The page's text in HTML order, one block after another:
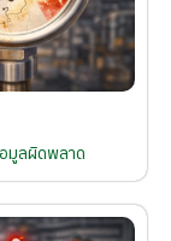
มูลผิดพลาด